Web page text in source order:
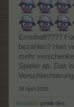
Ernsthaft????
bezahlen? Hart
mehr
Spieler ab. Das
24 April 2026
Rosi0801 gefällt dies.